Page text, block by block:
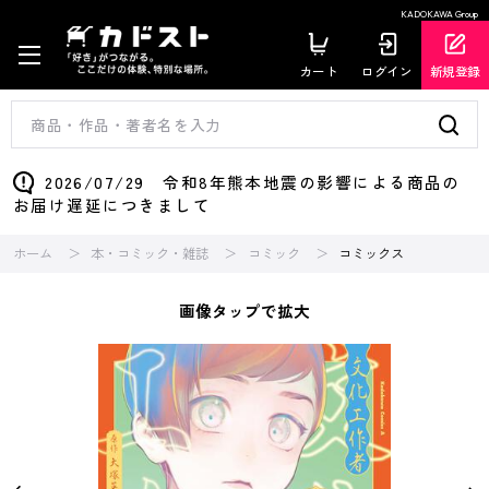
KADOKAWA Group
カート ログイン 新規登録
2026/07/29 令和8年熊本地震の影響による商品の
お届け遅延につきまして
ホーム 本・コミック・雑誌 コミック コミックス
画像タップで拡大